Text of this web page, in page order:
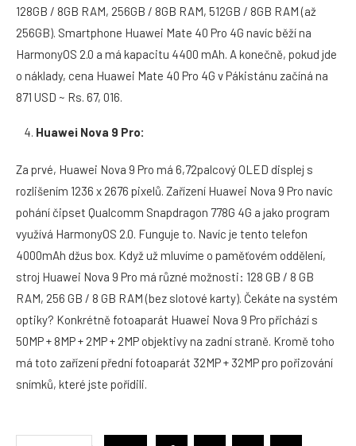
128GB / 8GB RAM, 256GB / 8GB RAM, 512GB / 8GB RAM (až
256GB). Smartphone Huawei Mate 40 Pro 4G navíc běží na
HarmonyOS 2.0 a má kapacitu 4400 mAh. A konečně, pokud jde
o náklady, cena Huawei Mate 40 Pro 4G v Pákistánu začíná na
871 USD ~ Rs. 67, 016.
Huawei Nova 9 Pro:
Za prvé, Huawei Nova 9 Pro má 6,72palcový OLED displej s
rozlišením 1236 x 2676 pixelů. Zařízení Huawei Nova 9 Pro navíc
pohání čipset Qualcomm Snapdragon 778G 4G a jako program
využívá HarmonyOS 2.0. Funguje to. Navíc je tento telefon
4000mAh džus box. Když už mluvíme o paměťovém oddělení,
stroj Huawei Nova 9 Pro má různé možnosti: 128 GB / 8 GB
RAM, 256 GB / 8 GB RAM (bez slotové karty). Čekáte na systém
optiky? Konkrétně fotoaparát Huawei Nova 9 Pro přichází s
50MP + 8MP + 2MP + 2MP objektivy na zadní straně. Kromě toho
má toto zařízení přední fotoaparát 32MP + 32MP pro pořizování
snímků, které jste pořídili.